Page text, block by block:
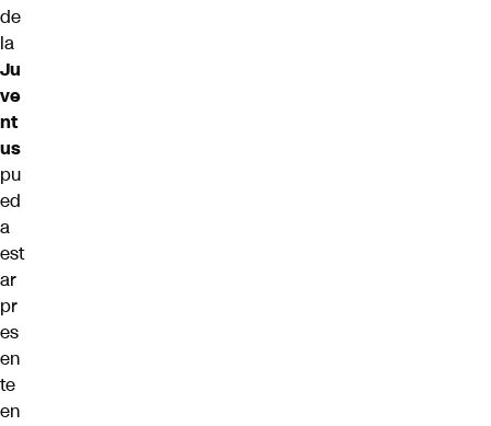
de
la
Ju
ve
nt
us
pu
ed
a
est
ar
pr
es
en
te
en